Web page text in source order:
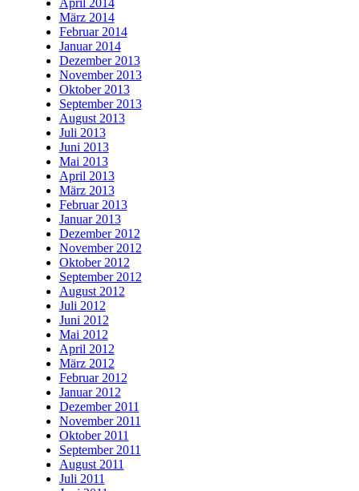
April 2014
März 2014
Februar 2014
Januar 2014
Dezember 2013
November 2013
Oktober 2013
September 2013
August 2013
Juli 2013
Juni 2013
Mai 2013
April 2013
März 2013
Februar 2013
Januar 2013
Dezember 2012
November 2012
Oktober 2012
September 2012
August 2012
Juli 2012
Juni 2012
Mai 2012
April 2012
März 2012
Februar 2012
Januar 2012
Dezember 2011
November 2011
Oktober 2011
September 2011
August 2011
Juli 2011